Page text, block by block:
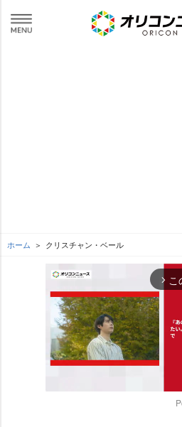
ホーム クリスチャン・ベール
arrow_forward_ios こ